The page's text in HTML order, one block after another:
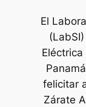
El
felicitar
Zárate